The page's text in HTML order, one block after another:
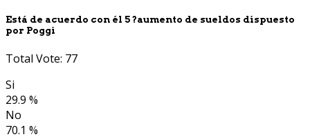
Está de acuerdo con él 5 ?aumento de sueldos dispuesto
por Poggi
Total Vote: 77
Si
29.9 %
No
70.1 %